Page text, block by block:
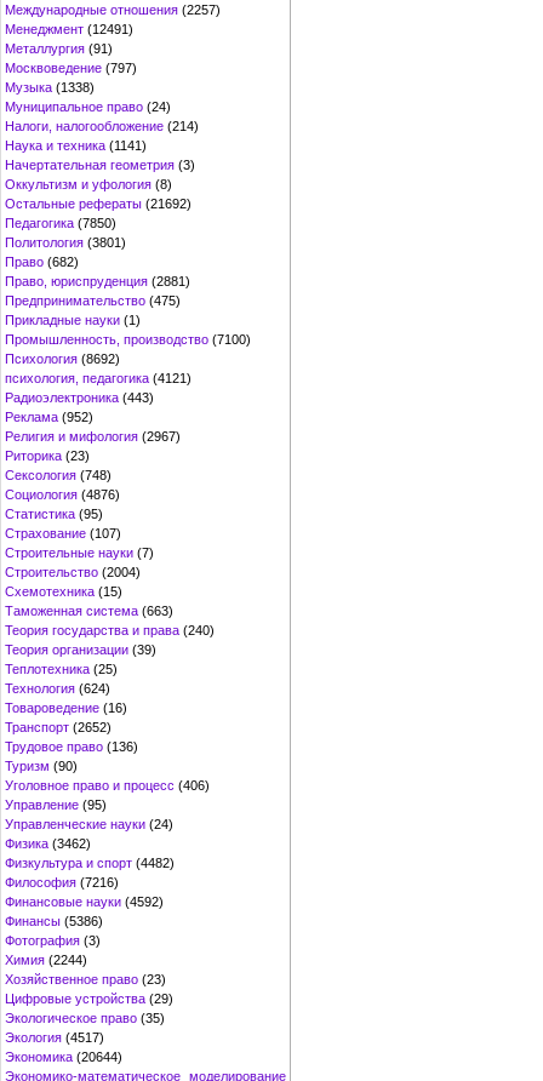
Международные отношения (2257)
Менеджмент (12491)
Металлургия (91)
Москвоведение (797)
Музыка (1338)
Муниципальное право (24)
Налоги, налогообложение (214)
Наука и техника (1141)
Начертательная геометрия (3)
Оккультизм и уфология (8)
Остальные рефераты (21692)
Педагогика (7850)
Политология (3801)
Право (682)
Право, юриспруденция (2881)
Предпринимательство (475)
Прикладные науки (1)
Промышленность, производство (7100)
Психология (8692)
психология, педагогика (4121)
Радиоэлектроника (443)
Реклама (952)
Религия и мифология (2967)
Риторика (23)
Сексология (748)
Социология (4876)
Статистика (95)
Страхование (107)
Строительные науки (7)
Строительство (2004)
Схемотехника (15)
Таможенная система (663)
Теория государства и права (240)
Теория организации (39)
Теплотехника (25)
Технология (624)
Товароведение (16)
Транспорт (2652)
Трудовое право (136)
Туризм (90)
Уголовное право и процесс (406)
Управление (95)
Управленческие науки (24)
Физика (3462)
Физкультура и спорт (4482)
Философия (7216)
Финансовые науки (4592)
Финансы (5386)
Фотография (3)
Химия (2244)
Хозяйственное право (23)
Цифровые устройства (29)
Экологическое право (35)
Экология (4517)
Экономика (20644)
Экономико-математическое моделирование